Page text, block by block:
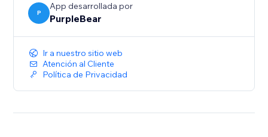
P
App desarrollada por
PurpleBear
Ir a nuestro sitio web
Atención al Cliente
Política de Privacidad